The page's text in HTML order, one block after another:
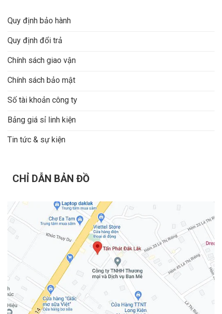
Quy định bảo hành
Quy định đổi trả
Chính sách giao vận
Chính sách bảo mật
Số tài khoản công ty
Bảng giá sỉ linh kiện
Tin tức & sự kiện
CHỈ DẪN BẢN ĐỒ